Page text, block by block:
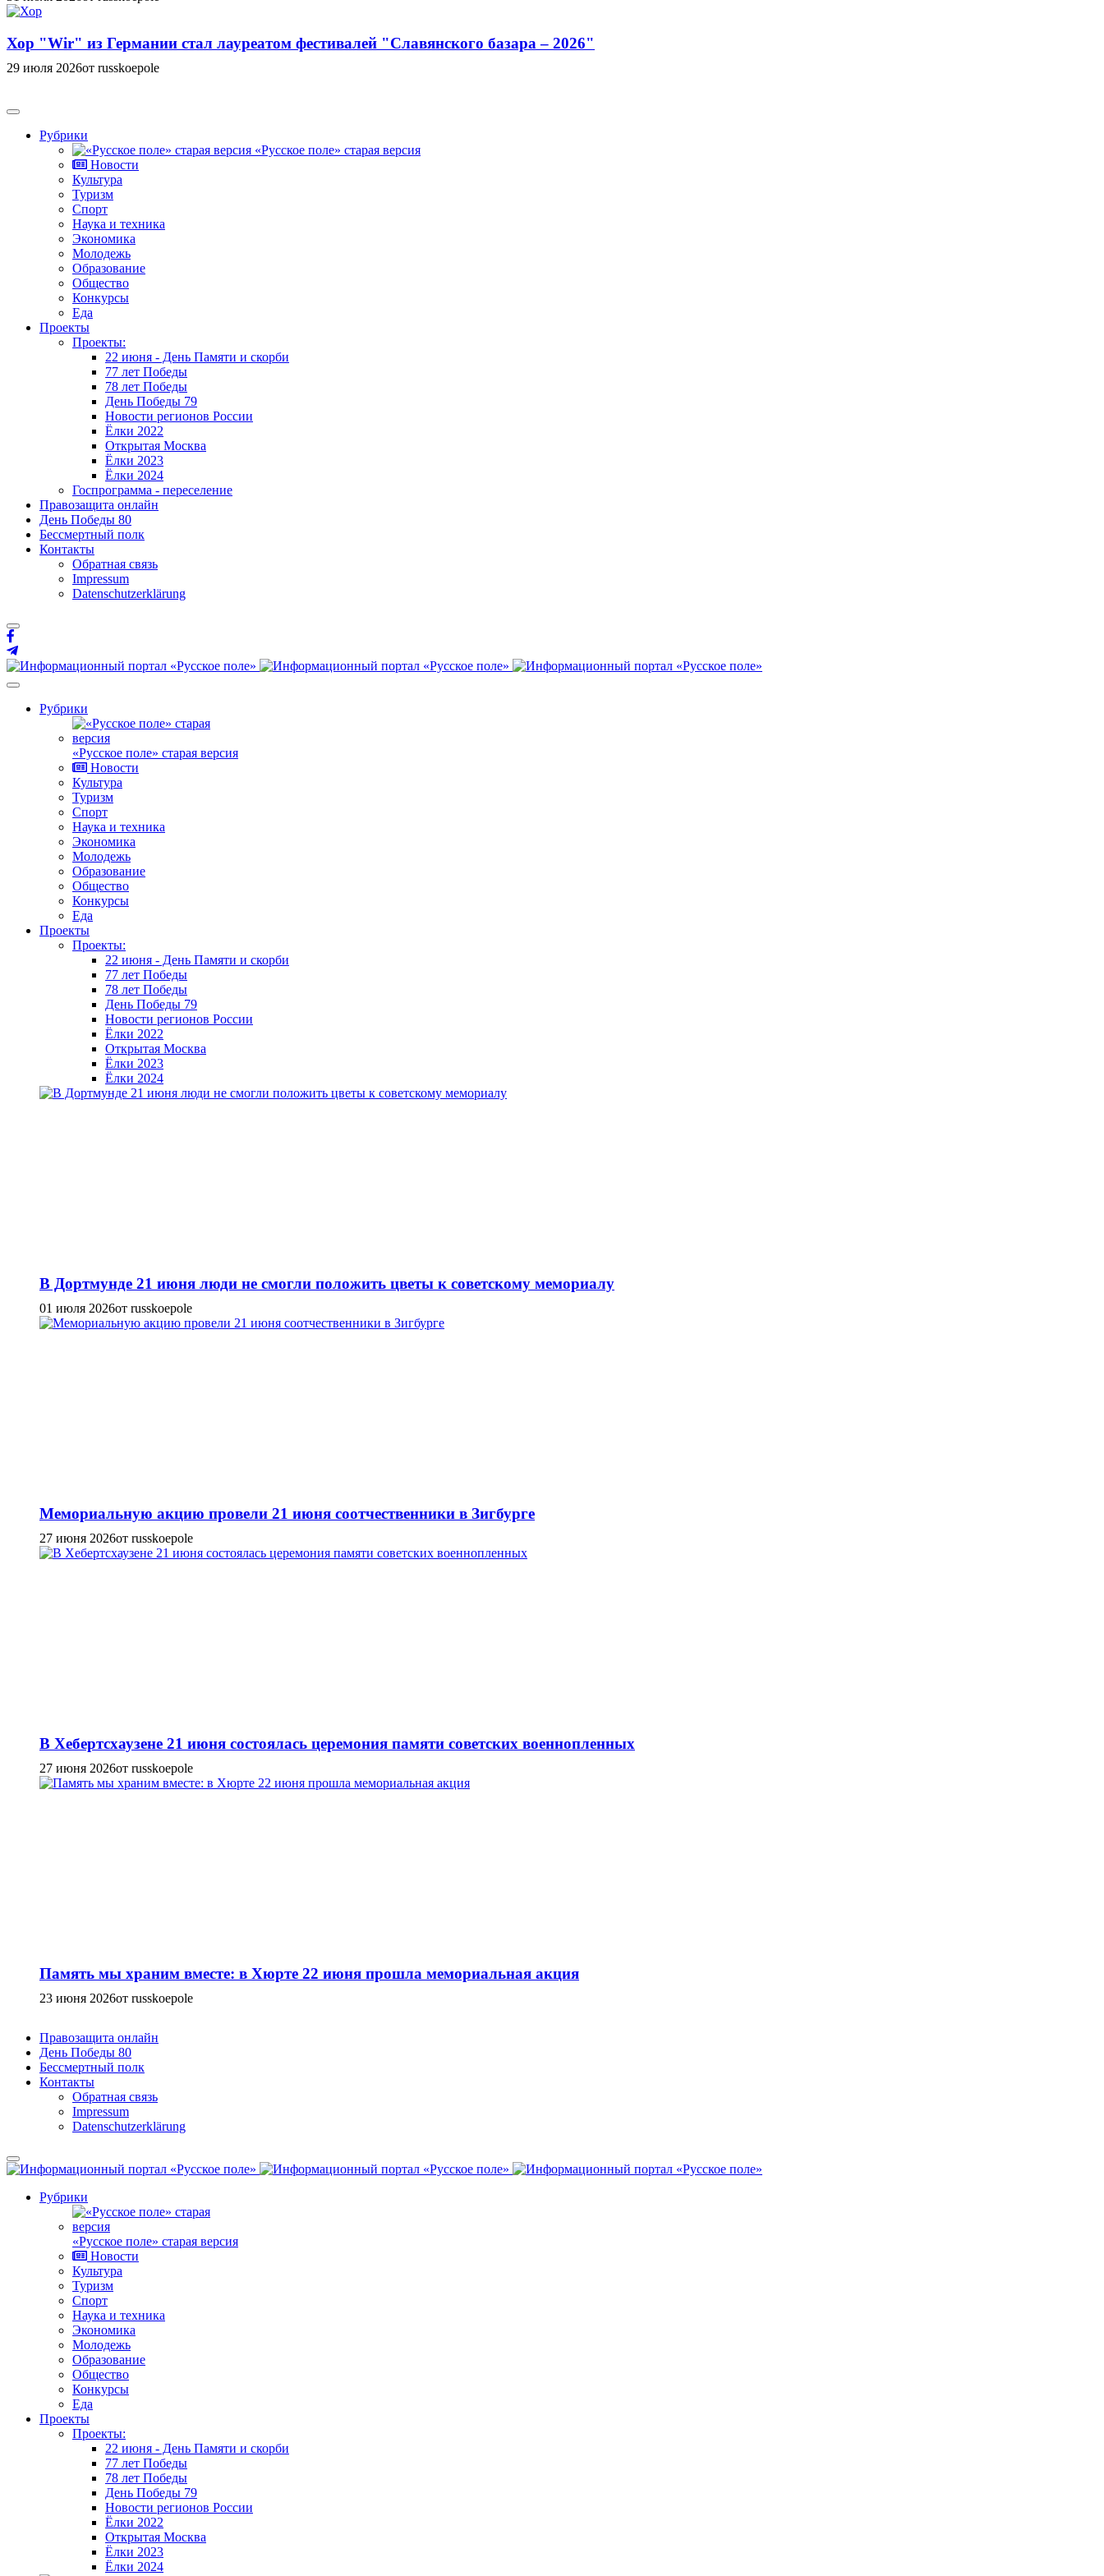
Хор "Wir" из Германии стал лауреатом фестивалей "Славянского базара – 2026"
29 июля 2026от russkoepole
Рубрики
«Русское поле» старая версия
Новости
Культура
Туризм
Спорт
Наука и техника
Экономика
Молодежь
Образование
Общество
Конкурсы
Еда
Проекты
Проекты:
22 июня - День Памяти и скорби
77 лет Победы
78 лет Победы
День Победы 79
Новости регионов России
Ёлки 2022
Открытая Москва
Ёлки 2023
Ёлки 2024
Госпрограмма - переселение
Правозащита онлайн
День Победы 80
Бессмертный полк
Контакты
Обратная связь
Impressum
Datenschutzerklärung
Рубрики
«Русское поле» старая версия
Новости
Культура
Туризм
Спорт
Наука и техника
Экономика
Молодежь
Образование
Общество
Конкурсы
Еда
Проекты
Проекты:
22 июня - День Памяти и скорби
77 лет Победы
78 лет Победы
День Победы 79
Новости регионов России
Ёлки 2022
Открытая Москва
Ёлки 2023
Ёлки 2024
В Дортмунде 21 июня люди не смогли положить цветы к советскому мемориалу
01 июля 2026от russkoepole
Мемориальную акцию провели 21 июня соотчественники в Зигбурге
27 июня 2026от russkoepole
В Хебертсхаузене 21 июня состоялась церемония памяти советских военнопленных
27 июня 2026от russkoepole
Память мы храним вместе: в Хюрте 22 июня прошла мемориальная акция
23 июня 2026от russkoepole
Правозащита онлайн
День Победы 80
Бессмертный полк
Контакты
Обратная связь
Impressum
Datenschutzerklärung
Рубрики
«Русское поле» старая версия
Новости
Культура
Туризм
Спорт
Наука и техника
Экономика
Молодежь
Образование
Общество
Конкурсы
Еда
Проекты
Проекты:
22 июня - День Памяти и скорби
77 лет Победы
78 лет Победы
День Победы 79
Новости регионов России
Ёлки 2022
Открытая Москва
Ёлки 2023
Ёлки 2024